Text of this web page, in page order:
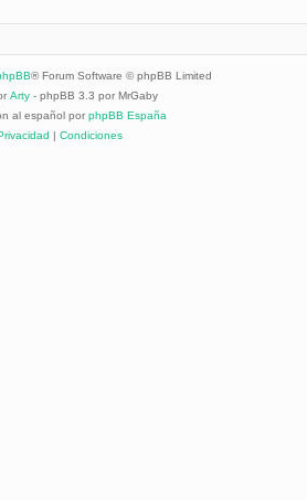
® Forum Software © phpBB Limited
Arty - phpBB 3.3 por MrGaby
al español por phpBB España
| Condiciones